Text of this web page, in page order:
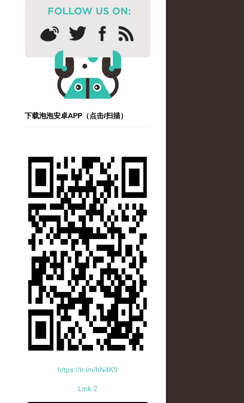
下载泡泡安卓APP（点击/扫描）
https://tr.im/hN4K9
Link 2